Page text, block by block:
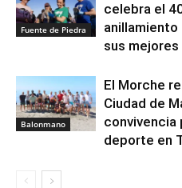
Fuente de Piedra
celebra el
anillamiento
sus
Balonmano
El Morche
Ciudad de
convivencia
deporte en